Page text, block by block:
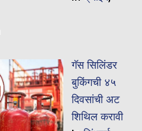
गॅस सिलिंडर
बुकिंगची ४५
दिवसांची अट
शिथिल करावी